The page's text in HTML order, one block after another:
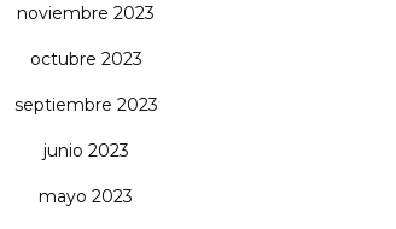
noviembre 2023
octubre 2023
septiembre 2023
junio 2023
mayo 2023